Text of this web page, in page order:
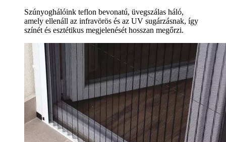
Szúnyoghálóink teflon bevonatú, üvegszálas háló,
amely ellenáll az infravörös és az UV sugárzásnak, így
színét és esztétikus megjelenését hosszan megőrzi.